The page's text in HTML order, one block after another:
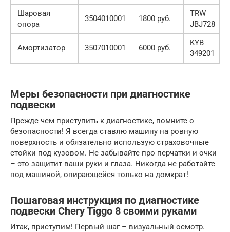
Шаровая
опора
3504010001 1800 руб.
TRW
JBJ728
Амортизатор 3507010001 6000 руб.
KYB
349201
Меры безопасности при диагностике
подвески
Прежде чем приступить к диагностике, помните о
безопасности! Я всегда ставлю машину на ровную
поверхность и обязательно использую страховочные
стойки под кузовом. Не забывайте про перчатки и очки
– это защитит ваши руки и глаза. Никогда не работайте
под машиной, опирающейся только на домкрат!
Пошаговая инструкция по диагностике
подвески Chery Tiggo 8 своими руками
Итак, приступим! Первый шаг – визуальный осмотр.